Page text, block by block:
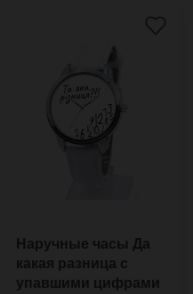
Наручные часы Да
какая разница с
упавшими цифрами